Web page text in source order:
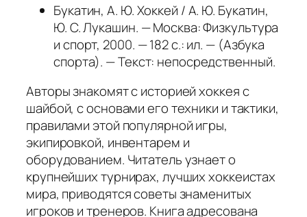
Букатин, А. Ю. Хоккей / А. Ю. Букатин,
Ю. С. Лукашин. — Москва: Физкультура
и спорт, 2000. — 182 с.: ил. — (Азбука
спорта). — Текст: непосредственный.
Авторы знакомят с историей хоккея с
шайбой, с основами его техники и тактики,
правилами этой популярной игры,
экипировкой, инвентарем и
оборудованием. Читатель узнает о
крупнейших турнирах, лучших хоккеистах
мира, приводятся советы знаменитых
игроков и тренеров. Книга адресована